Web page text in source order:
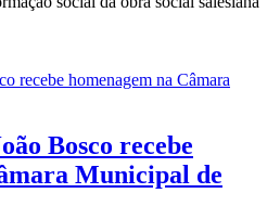
Bosco recebe
Municipal de